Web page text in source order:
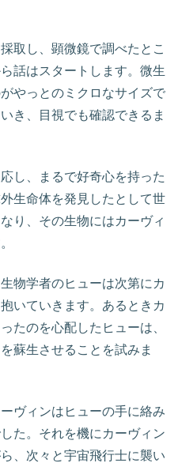
取し、顕微鏡で調べたとこ
話はスタートします。微生
やっとのミクロなサイズで
き、目視でも確認できるま
し、まるで好奇心を持った
生命体を発見したとして世
り、その生物にはカーヴィ
物学者のヒューは次第にカ
いていきます。あるときカ
たのを心配したヒューは、
蘇生させることを試みま
ヴィンはヒューの手に絡み
た。それを機にカーヴィン
、次々と宇宙飛行士に襲い